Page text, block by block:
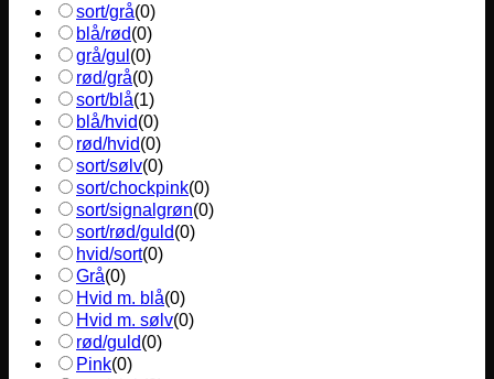
sort/grå(0)
blå/rød(0)
grå/gul (0)
rød/grå(0)
sort/blå(1)
blå/hvid(0)
rød/hvid(0)
sort/sølv(0)
sort/chockpink(0)
sort/signalgrøn(0)
sort/rød/guld(0)
hvid/sort(0)
Grå(0)
Hvid m. blå(0)
Hvid m. sølv(0)
rød/guld(0)
Pink(0)